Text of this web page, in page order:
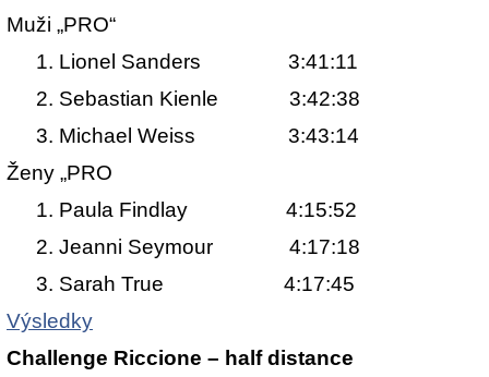
Muži „PRO“
1. Lionel Sanders 3:41:11
2. Sebastian Kienle 3:42:38
3. Michael Weiss 3:43:14
Ženy „PRO
1. Paula Findlay 4:15:52
2. Jeanni Seymour 4:17:18
3. Sarah True 4:17:45
Výsledky
Challenge Riccione – half distance